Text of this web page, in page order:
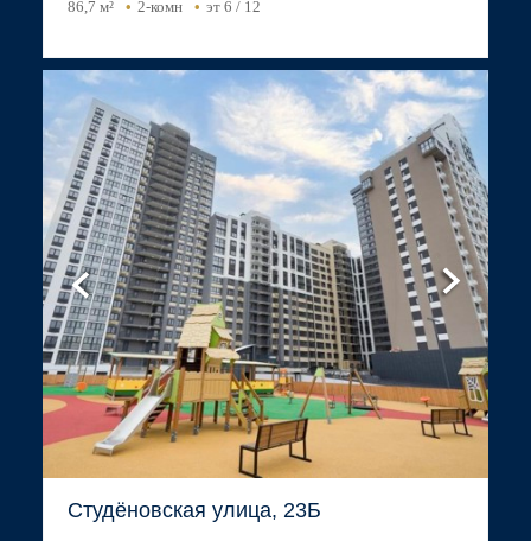
86,7 м²
2-комн эт 6 / 12
Студёновская улица, 23Б